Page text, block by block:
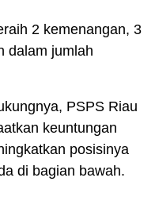
2 kemenangan, 3
dalam jumlah
PSPS Riau
keuntungan
posisinya
di bagian bawah.